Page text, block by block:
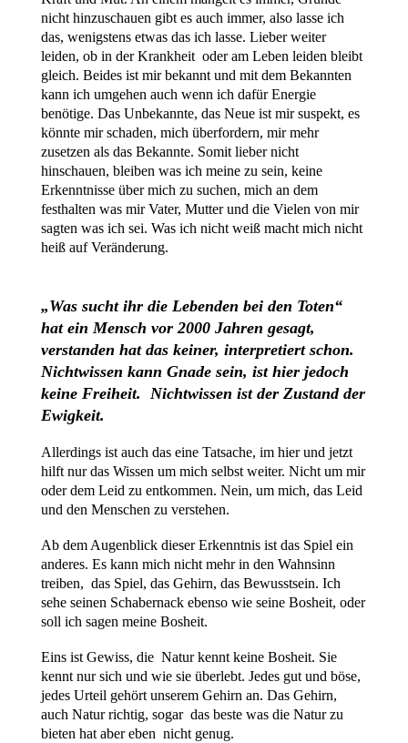
nicht hinzuschauen gibt es auch immer, also lasse ich
das, wenigstens etwas das ich lasse. Lieber weiter
leiden, ob in der Krankheit oder am Leben leiden bleibt
gleich. Beides ist mir bekannt und mit dem Bekannten
kann ich umgehen auch wenn ich dafür Energie
benötige. Das Unbekannte, das Neue ist mir suspekt, es
könnte mir schaden, mich überfordern, mir mehr
zusetzen als das Bekannte. Somit lieber nicht
hinschauen, bleiben was ich meine zu sein, keine
Erkenntnisse über mich zu suchen, mich an dem
festhalten was mir Vater, Mutter und die Vielen von mir
sagten was ich sei. Was ich nicht weiß macht mich nicht
heiß auf Veränderung.
„Was sucht ihr die Lebenden bei den Toten“
hat ein Mensch vor 2000 Jahren gesagt,
verstanden hat das keiner, interpretiert schon.
Nichtwissen kann Gnade sein, ist hier jedoch
keine Freiheit. Nichtwissen ist der Zustand der
Ewigkeit.
Allerdings ist auch das eine Tatsache, im hier und jetzt
hilft nur das Wissen um mich selbst weiter. Nicht um mir
oder dem Leid zu entkommen. Nein, um mich, das Leid
und den Menschen zu verstehen.
Ab dem Augenblick dieser Erkenntnis ist das Spiel ein
anderes. Es kann mich nicht mehr in den Wahnsinn
treiben, das Spiel, das Gehirn, das Bewusstsein. Ich
sehe seinen Schabernack ebenso wie seine Bosheit, oder
soll ich sagen meine Bosheit.
Eins ist Gewiss, die Natur kennt keine Bosheit. Sie
kennt nur sich und wie sie überlebt. Jedes gut und böse,
jedes Urteil gehört unserem Gehirn an. Das Gehirn,
auch Natur richtig, sogar das beste was die Natur zu
bieten hat aber eben nicht genug.